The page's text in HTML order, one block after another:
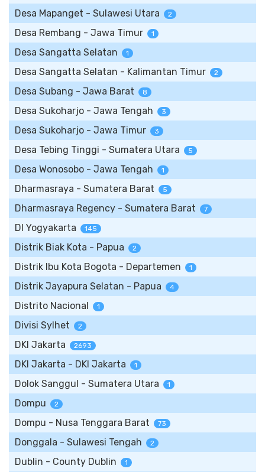
Desa Mapanget - Sulawesi Utara 2
Desa Rembang - Jawa Timur 1
Desa Sangatta Selatan 1
Desa Sangatta Selatan - Kalimantan Timur 2
Desa Subang - Jawa Barat 8
Desa Sukoharjo - Jawa Tengah 3
Desa Sukoharjo - Jawa Timur 3
Desa Tebing Tinggi - Sumatera Utara 5
Desa Wonosobo - Jawa Tengah 1
Dharmasraya - Sumatera Barat 5
Dharmasraya Regency - Sumatera Barat 7
DI Yogyakarta 145
Distrik Biak Kota - Papua 2
Distrik Ibu Kota Bogota - Departemen 1
Distrik Jayapura Selatan - Papua 4
Distrito Nacional 1
Divisi Sylhet 2
DKI Jakarta 2693
DKI Jakarta - DKI Jakarta 1
Dolok Sanggul - Sumatera Utara 1
Dompu 2
Dompu - Nusa Tenggara Barat 73
Donggala - Sulawesi Tengah 2
Dublin - County Dublin 1